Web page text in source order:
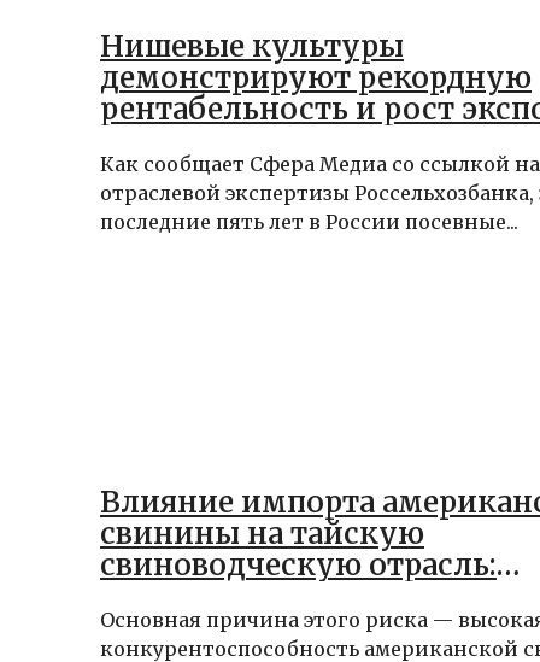
Нишевые культуры
демонстрируют рекордную
рентабельность и рост
Как сообщает Сфера Медиа со ссылкой
отраслевой экспертизы Россельхозбанка,
последние пять лет в России посевные...
Влияние импорта
свинины на тайскую
свиноводческую отрасль:
Основная причина этого риска —
конкурентоспособность американской